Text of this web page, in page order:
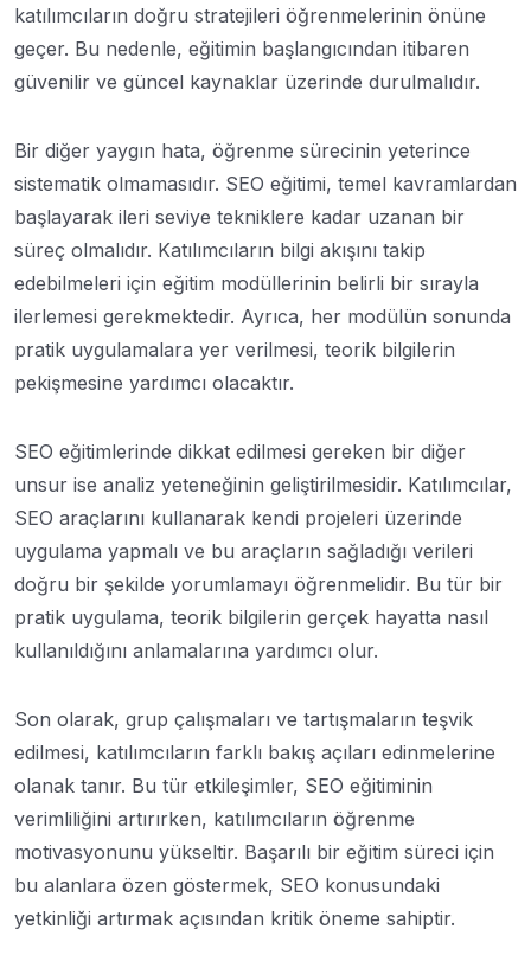
katılımcıların doğru stratejileri öğrenmelerinin önüne
geçer. Bu nedenle, eğitimin başlangıcından itibaren
güvenilir ve güncel kaynaklar üzerinde durulmalıdır.
Bir diğer yaygın hata, öğrenme sürecinin yeterince
sistematik olmamasıdır. SEO eğitimi, temel kavramlardan
başlayarak ileri seviye tekniklere kadar uzanan bir
süreç olmalıdır. Katılımcıların bilgi akışını takip
edebilmeleri için eğitim modüllerinin belirli bir sırayla
ilerlemesi gerekmektedir. Ayrıca, her modülün sonunda
pratik uygulamalara yer verilmesi, teorik bilgilerin
pekişmesine yardımcı olacaktır.
SEO eğitimlerinde dikkat edilmesi gereken bir diğer
unsur ise analiz yeteneğinin geliştirilmesidir. Katılımcılar,
SEO araçlarını kullanarak kendi projeleri üzerinde
uygulama yapmalı ve bu araçların sağladığı verileri
doğru bir şekilde yorumlamayı öğrenmelidir. Bu tür bir
pratik uygulama, teorik bilgilerin gerçek hayatta nasıl
kullanıldığını anlamalarına yardımcı olur.
Son olarak, grup çalışmaları ve tartışmaların teşvik
edilmesi, katılımcıların farklı bakış açıları edinmelerine
olanak tanır. Bu tür etkileşimler, SEO eğitiminin
verimliliğini artırırken, katılımcıların öğrenme
motivasyonunu yükseltir. Başarılı bir eğitim süreci için
bu alanlara özen göstermek, SEO konusundaki
yetkinliği artırmak açısından kritik öneme sahiptir.